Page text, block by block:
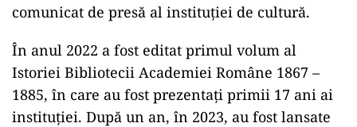
comunicat de presă al instituţiei de cultură.
În anul 2022 a fost editat primul volum al
Istoriei Bibliotecii Academiei Române 1867 –
1885, în care au fost prezentaţi primii 17 ani ai
instituţiei. După un an, în 2023, au fost lansate